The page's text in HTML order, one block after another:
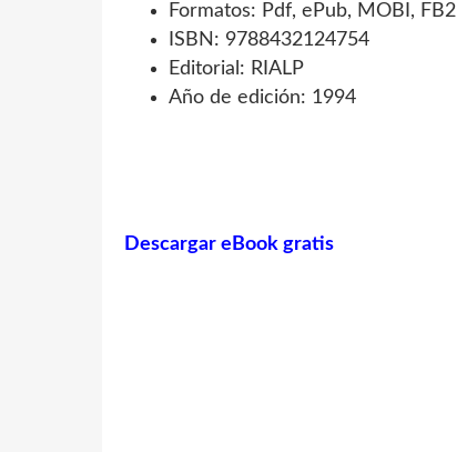
Formatos: Pdf, ePub, MOBI, FB2
ISBN: 9788432124754
Editorial: RIALP
Año de edición: 1994
Descargar eBook gratis